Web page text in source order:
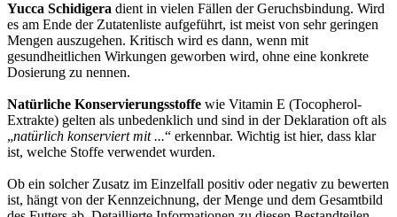
Yucca Schidigera dient in vielen Fällen der Geruchsbindung. Wird
es am Ende der Zutatenliste aufgeführt, ist meist von sehr geringen
Mengen auszugehen. Kritisch wird es dann, wenn mit
gesundheitlichen Wirkungen geworben wird, ohne eine konkrete
Dosierung zu nennen.
Natürliche Konservierungsstoffe wie Vitamin E (Tocopherol-
Extrakte) gelten als unbedenklich und sind in der Deklaration oft als
„natürlich konserviert mit ...“ erkennbar. Wichtig ist hier, dass klar
ist, welche Stoffe verwendet wurden.
Ob ein solcher Zusatz im Einzelfall positiv oder negativ zu bewerten
ist, hängt von der Kennzeichnung, der Menge und dem Gesamtbild